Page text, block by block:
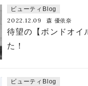
ビューティBlog
2022.12.09 森 優依奈
待望の【ボンドオイ
た！
ビューティBlog